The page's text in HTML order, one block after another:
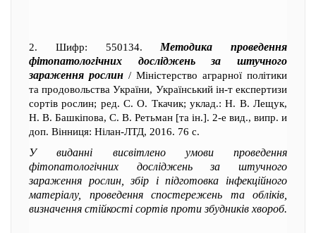
2. Шифр: 550134. Методика проведення
фітопатологічних досліджень за штучного
зараження рослин / Міністерство аграрної політики
та продовольства України, Український ін-т експертизи
сортів рослин; ред. С. О. Ткачик; уклад.: Н. В. Лещук,
Н. В. Башкіпова, С. В. Ретьман [та ін.]. 2-е вид., випр. и
доп. Вінниця: Нілан-ЛТД, 2016. 76 с.
У виданні висвітлено умови проведення
фітопатологічних досліджень за штучного
зараження рослин, збір і підготовка інфекційного
матеріалу, проведення спостережень та обліків,
визначення стійкості сортів проти збудників хвороб.